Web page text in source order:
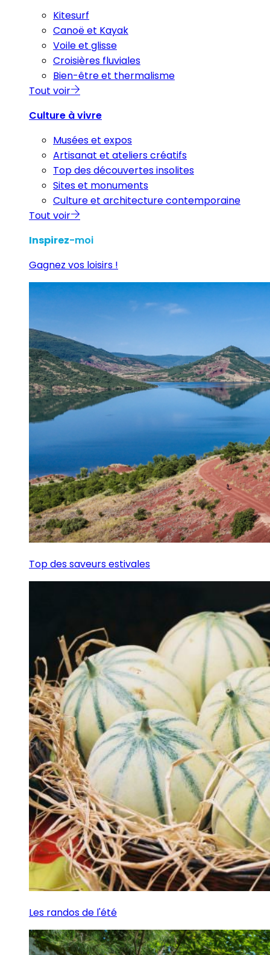
Kitesurf
Canoë et Kayak
Voile et glisse
Croisières fluviales
Bien-être et thermalisme
Tout voir
Culture à vivre
Musées et expos
Artisanat et ateliers créatifs
Top des découvertes insolites
Sites et monuments
Culture et architecture contemporaine
Tout voir
Inspirez-moi
Gagnez vos loisirs !
Top des saveurs estivales
Les randos de l'été